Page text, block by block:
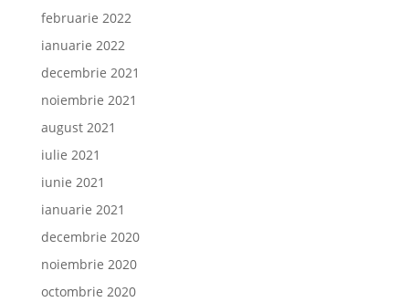
februarie 2022
ianuarie 2022
decembrie 2021
noiembrie 2021
august 2021
iulie 2021
iunie 2021
ianuarie 2021
decembrie 2020
noiembrie 2020
octombrie 2020